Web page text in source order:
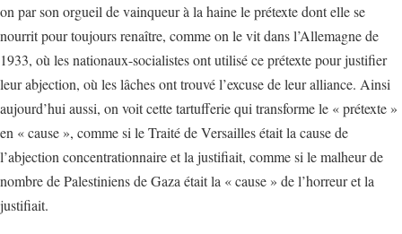
on par son orgueil de vainqueur à la haine le prétexte dont elle se
nourrit pour toujours renaître, comme on le vit dans l’Allemagne de
1933, où les nationaux-socialistes ont utilisé ce prétexte pour justifier
leur abjection, où les lâches ont trouvé l’excuse de leur alliance. Ainsi
aujourd’hui aussi, on voit cette tartufferie qui transforme le « prétexte »
en « cause », comme si le Traité de Versailles était la cause de
l’abjection concentrationnaire et la justifiait, comme si le malheur de
nombre de Palestiniens de Gaza était la « cause » de l’horreur et la
justifiait.